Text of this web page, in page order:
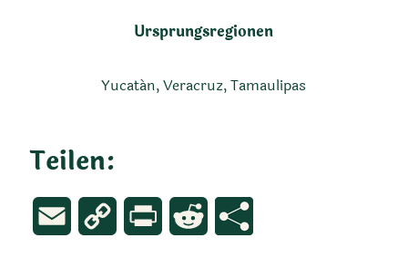
Ursprungsregionen
Yucatán, Veracruz, Tamaulipas
Teilen:
Email
Copy
Print Reddit